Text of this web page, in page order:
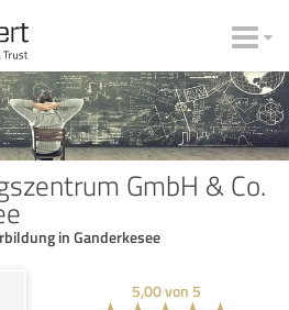
GmbH & Co.
in Ganderkesee
5,00von 5